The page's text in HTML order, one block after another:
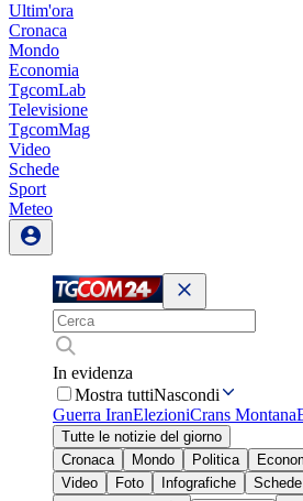
Ultim'ora
Cronaca
Mondo
Economia
TgcomLab
Televisione
TgcomMag
Video
Schede
Sport
Meteo
In evidenza
Mostra tuttiNascondi
Guerra IranElezioniCrans Montana
Tutte le notizie del giorno
Cronaca
Mondo Politica
Video
Foto Infografiche
Schede